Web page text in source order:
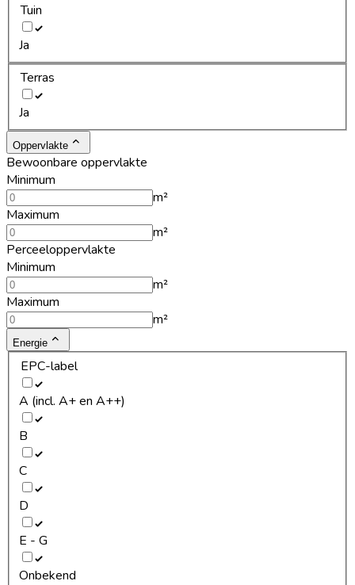
Tuin
Ja
Terras
Ja
Oppervlakte
Bewoonbare oppervlakte
Minimum
m²
Maximum
m²
Perceeloppervlakte
Minimum
m²
Maximum
m²
Energie
EPC-label
A (incl. A+ en A++)
B
C
D
E - G
Onbekend